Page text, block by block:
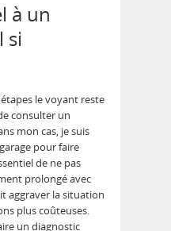
à un
si
le voyant reste
consulter un
mon cas, je suis
pour faire
de ne pas
prolongé avec
aggraver la situation
plus coûteuses.
un diagnostic